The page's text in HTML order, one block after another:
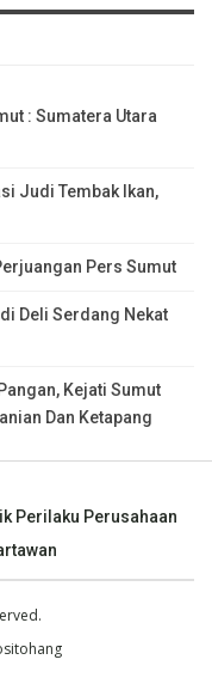
: Sumatera Utara
Judi Tembak Ikan,
Pers Sumut
Deli Serdang Nekat
Kejati Sumut
Dan Ketapang
Perilaku Perusahaan